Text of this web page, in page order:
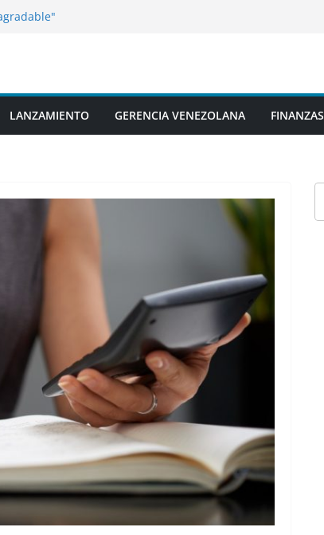
que fue mala idea
perros genéticamente
LANZAMIENTO GERENCIA VENEZOLANA FINANZAS